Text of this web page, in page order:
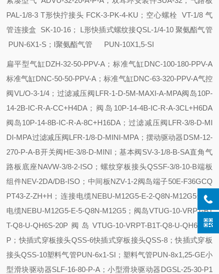
PAL-1/8-3 T形快拧接头 FCK-3-PK-4-KU；空心螺栓 VT-1/8气
管连接盒 SK-10-16； L形快插式螺纹接QSL-1/4-10聚氨酯气管
PUN-6X1-S；I聚氨酯气管 PUN-10X1,5-SI
扁平型气缸DZH-32-50-PPV-A；标准气缸DNC-100-180-PPV-A
标准气缸DNC-50-50-PPV-A；标准气缸DNC-63-320-PPV-A气控
阀VL/O-3-1/4；过滤减压阀LFR-1-D-5M-MAXI-A-MPA阀岛10P-
14-2B-IC-R-A-CC+H4DA；阀岛10P-14-4B-IC-R-A-3CL+H6DA
阀岛10P-14-8B-IC-R-A-8C+H16DA；过滤减压阀LFR-3/8-D-MI
DI-MPA过滤减压阀LFR-1/8-D-MINI-MPA；摆动驱动器DSM-12-
270-P-A-B开关阀HE-3/8-D-MINI；基本阀SV-3-1/8-B-SA直角气
路板底座NAVW-3/8-2-ISO；螺纹穿板接头QSSF-3/8-10-B端板
组件NEV-2DA/DB-ISO；中间板NZV-1-2阀岛端子50E-F36GCQ
PT43-Z-ZH+H；连接电缆NEBU-M12G5-E-2-Q8N-M12G5连接
电缆NEBU-M12G5-E-5-Q8N-M12G5；阀岛VTUG-10-VRPT-B1
T-Q8-U-QH6S-20P 阀岛VTUG-10-VRPT-B1T-Q8-U-QH6S-24
P；快插式穿板接头QSS-6快插式穿板接头QSS-8；快插式穿板
接头QSS-10塑料气管PUN-6x1-SI；塑料气管PUN-8x1,25-GE小
型滑块驱动器SLF-16-80-P-A；小型滑块驱动器DGSL-25-30-P1